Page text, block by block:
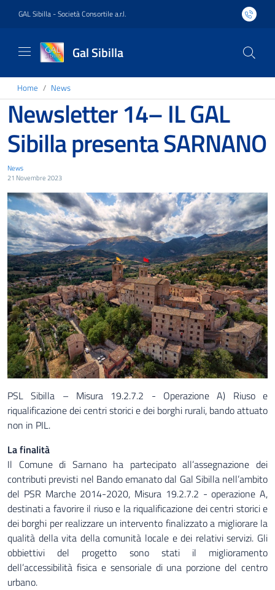
GAL Sibilla - Società Consortile a.r.l.
Gal Sibilla
Home News
Newsletter 14– IL GAL
Sibilla presenta SARNANO
News
21 Novembre 2023
PSL Sibilla – Misura 19.2.7.2 - Operazione A) Riuso e
riqualificazione dei centri storici e dei borghi rurali, bando attuato
non in PIL.
La finalità
Il Comune di Sarnano ha partecipato all’assegnazione dei
contributi previsti nel Bando emanato dal Gal Sibilla nell’ambito
del PSR Marche 2014-2020, Misura 19.2.7.2 - operazione A,
destinati a favorire il riuso e la riqualificazione dei centri storici e
dei borghi per realizzare un intervento finalizzato a migliorare la
qualità della vita della comunità locale e dei relativi servizi. Gli
obbiettivi del progetto sono stati il miglioramento
dell’accessibilità fisica e sensoriale di una porzione del centro
urbano.